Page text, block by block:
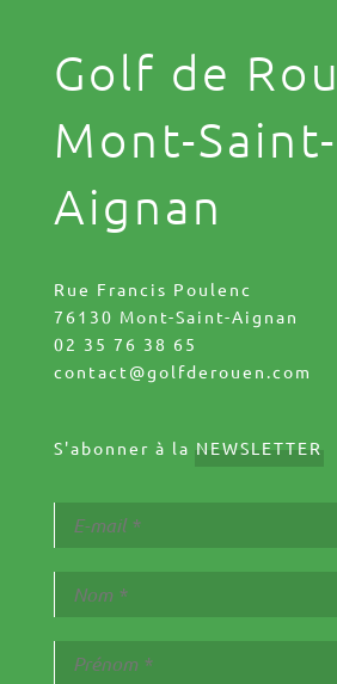
Golf de
Mont-Saint-
Aignan
Rue Francis Poulenc
76130 Mont-Saint-Aignan
02 35 76 38 65
contact@golfderouen.com
S'abonner à la NEWSLETTER